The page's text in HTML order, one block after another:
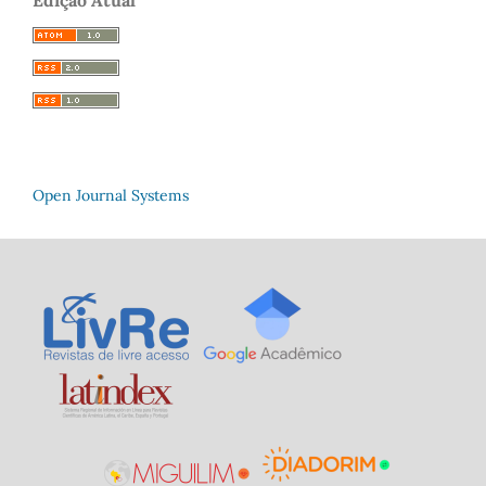
Open Journal Systems